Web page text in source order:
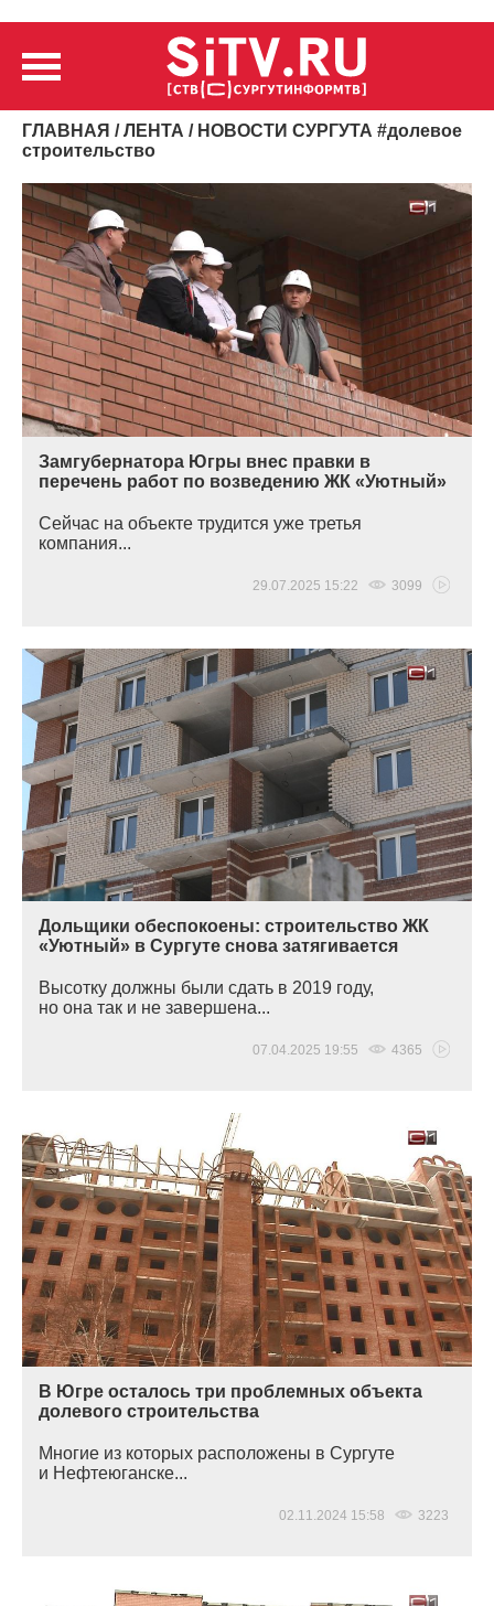
ГЛАВНАЯ /ЛЕНТА / НОВОСТИ СУРГУТА #долевое
строительство
Замгубернатора Югры внес правки в
перечень работ по возведению ЖК «Уютный»
Сейчас на объекте трудится уже третья
компания...
29.07.2025 15:22 3099
Дольщики обеспокоены: строительство ЖК
«Уютный» в Сургуте снова затягивается
Высотку должны были сдать в 2019 году,
но она так и не завершена...
07.04.2025 19:55 4365
В Югре осталось три проблемных объекта
долевого строительства
Многие из которых расположены в Сургуте
и Нефтеюганске...
02.11.2024 15:58 3223